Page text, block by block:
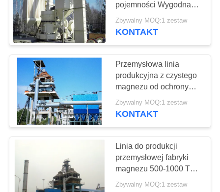
pojemności Wygodna
konserwacja
Zbywalny MOQ:1 zestaw
KONTAKT
Przemysłowa linia
produkcyjna z czystego
magnezu od ochrony
środowiska Dolomite
Zbywalny MOQ:1 zestaw
KONTAKT
Linia do produkcji
przemysłowej fabryki
magnezu 500-1000 TPD
Niezawodna praca
Zbywalny MOQ:1 zestaw